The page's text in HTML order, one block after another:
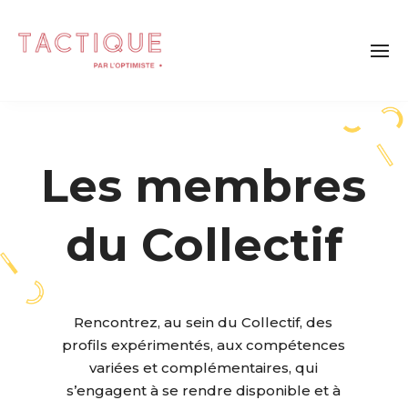
Les membres
du Collectif
Rencontrez, au sein du Collectif, des
profils expérimentés, aux compétences
variées et complémentaires, qui
s’engagent à se rendre disponible et à